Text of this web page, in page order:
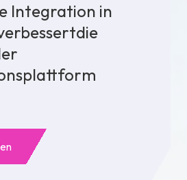
Integration in